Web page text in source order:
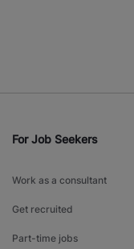
For Job Seekers
Work as a consultant
Get recruited
Part-time jobs